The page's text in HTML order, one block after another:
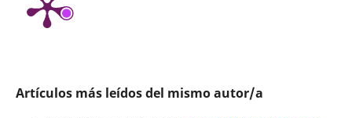
Artículos más leídos del mismo autor/a